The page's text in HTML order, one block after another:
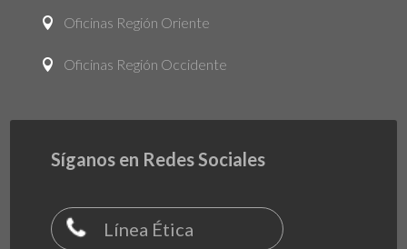
 Oficinas Región Oriente
 Oficinas Región Occidente
Síganos en Redes Sociales
Línea Ética